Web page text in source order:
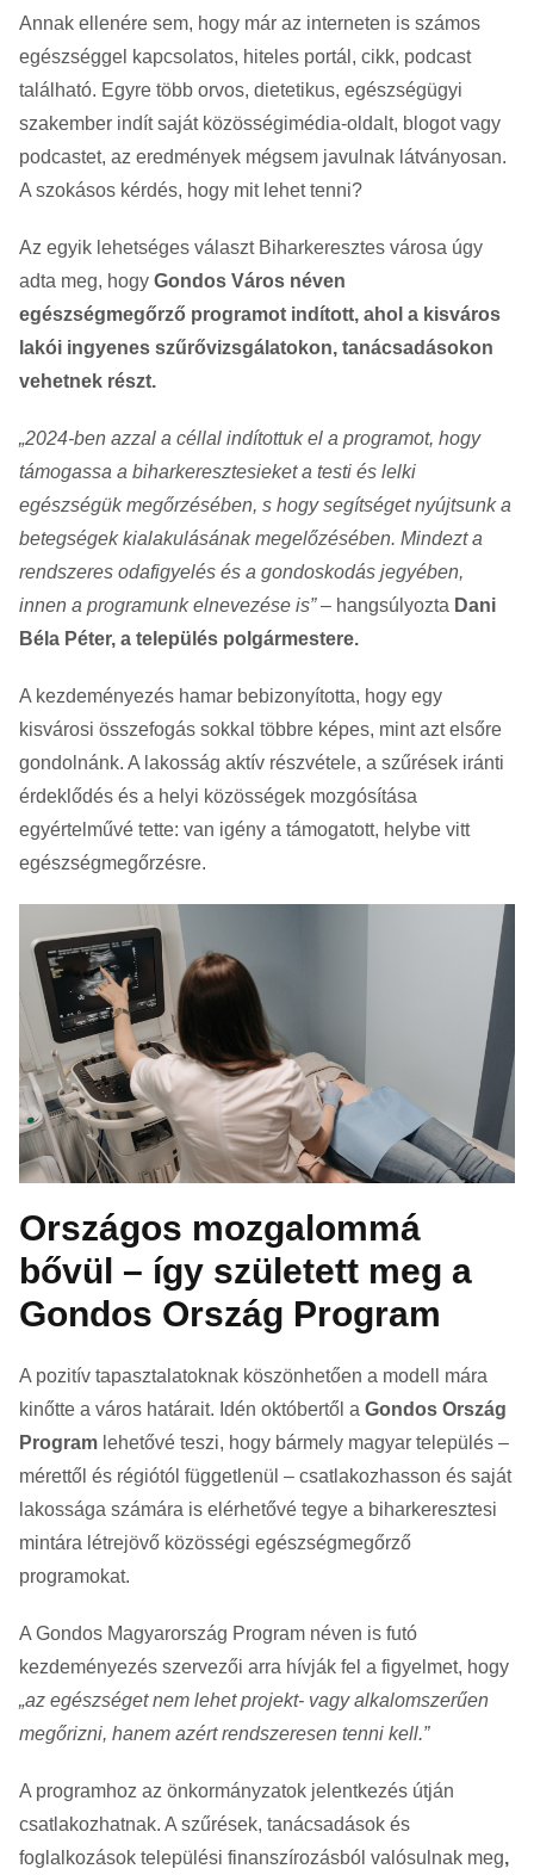
Annak ellenére sem, hogy már az interneten is számos
egészséggel kapcsolatos, hiteles portál, cikk, podcast
található. Egyre több orvos, dietetikus, egészségügyi
szakember indít saját közösségimédia-oldalt, blogot vagy
podcastet, az eredmények mégsem javulnak látványosan.
A szokásos kérdés, hogy mit lehet tenni?
Az egyik lehetséges választ Biharkeresztes városa úgy
adta meg, hogy Gondos Város néven
egészségmegőrző programot indított, ahol a kisváros
lakói ingyenes szűrővizsgálatokon, tanácsadásokon
vehetnek részt.
„2024-ben azzal a céllal indítottuk el a programot, hogy
támogassa a biharkeresztesieket a testi és lelki
egészségük megőrzésében, s hogy segítséget nyújtsunk a
betegségek kialakulásának megelőzésében. Mindezt a
rendszeres odafigyelés és a gondoskodás jegyében,
innen a programunk elnevezése is”– hangsúlyozta Dani
Béla Péter, a település polgármestere.
A kezdeményezés hamar bebizonyította, hogy egy
kisvárosi összefogás sokkal többre képes, mint azt elsőre
gondolnánk. A lakosság aktív részvétele, a szűrések iránti
érdeklődés és a helyi közösségek mozgósítása
egyértelművé tette: van igény a támogatott, helybe vitt
egészségmegőrzésre.
Országos mozgalommá
bővül – így született meg a
Gondos Ország Program
A pozitív tapasztalatoknak köszönhetően a modell mára
kinőtte a város határait. Idén októbertől a Gondos Ország
Program lehetővé teszi, hogy bármely magyar település –
mérettől és régiótól függetlenül – csatlakozhasson és saját
lakossága számára is elérhetővé tegye a biharkeresztesi
mintára létrejövő közösségi egészségmegőrző
programokat.
A Gondos Magyarország Program néven is futó
kezdeményezés szervezői arra hívják fel a figyelmet, hogy
„az egészséget nem lehet projekt- vagy alkalomszerűen
megőrizni, hanem azért rendszeresen tenni kell.”
A programhoz az önkormányzatok jelentkezés útján
csatlakozhatnak. A szűrések, tanácsadások és
foglalkozások települési finanszírozásból valósulnak meg,